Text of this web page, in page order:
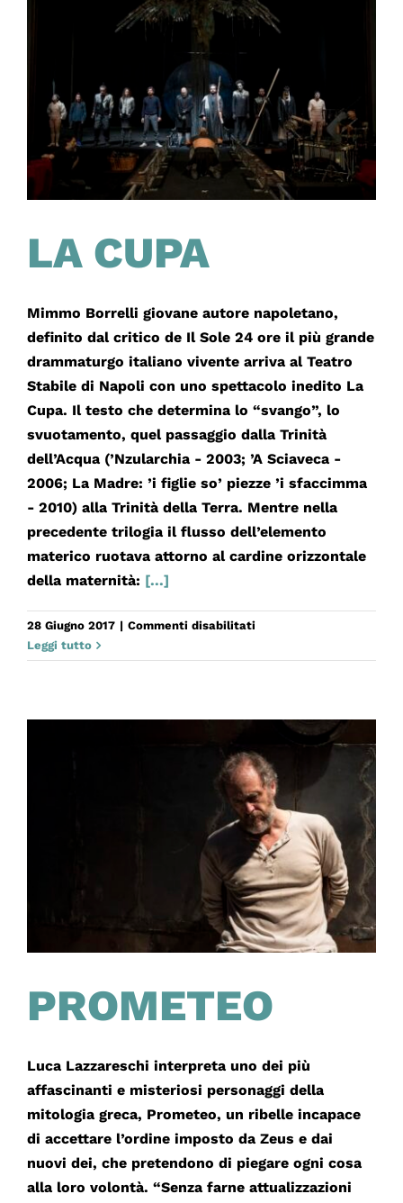
NAPOLI
LA CUPA
Mimmo Borrelli giovane autore napoletano,
definito dal critico de Il Sole 24 ore il più grande
drammaturgo italiano vivente arriva al Teatro
Stabile di Napoli con uno spettacolo inedito La
Cupa. Il testo che determina lo “svango”, lo
svuotamento, quel passaggio dalla Trinità
dell’Acqua (’Nzularchia - 2003; ’A Sciaveca -
2006; La Madre: ’i figlie so’ piezze ’i sfaccimma
- 2010) alla Trinità della Terra. Mentre nella
precedente trilogia il flusso dell’elemento
materico ruotava attorno al cardine orizzontale
della maternità: [...]
28 Giugno 2017 | Commenti disabilitatisu
CUPA
Leggi tutto
PROMETEO
Luca Lazzareschi interpreta uno dei più
affascinanti e misteriosi personaggi della
mitologia greca, Prometeo, un ribelle incapace
di accettare l’ordine imposto da Zeus e dai
nuovi dei, che pretendono di piegare ogni cosa
alla loro volontà. “Senza farne attualizzazioni